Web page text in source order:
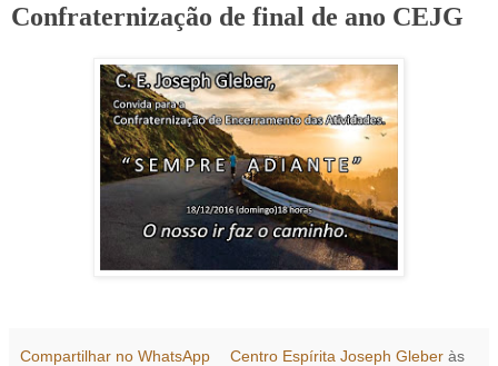
Confraternização de final de ano CEJG
Compartilhar no WhatsApp Centro Espírita Joseph Gleber às